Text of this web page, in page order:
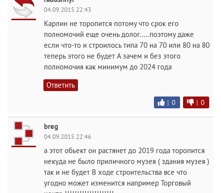
04.09.2015 22:43
Карлин не торопится потому что срок его
полномочий еще очень долог.....поэтому даже
если что-то и строилось типа 70 на 70 или 80 на 80
теперь этого не будет А зачем и без этого
полномочия как минимум до 2024 года
Ответить
| 0 | 0
breg
04.09.2015 22:46
а этот обьект он растянет до 2019 года торопится
некуда не было приличного музея ( здания музея )
так и не будет В ходе строительства все что
угодно может изменится например Торговый